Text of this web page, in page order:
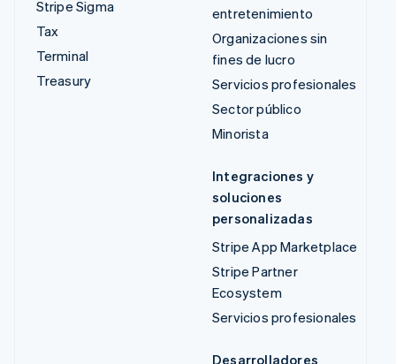
Stripe Sigma
Tax
Terminal
Treasury
entretenimiento
Organizaciones sin
fines de lucro
Servicios profesionales
Sector público
Minorista
Integraciones y
soluciones
personalizadas
Stripe App Marketplace
Stripe Partner
Ecosystem
Servicios profesionales
Desarrolladores